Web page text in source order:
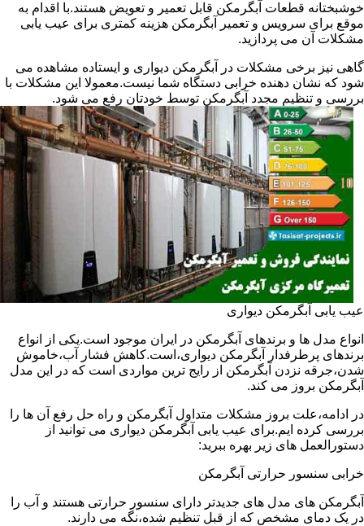
خوشبختانه قطعات آبگرمکن قابل تعمیر و تعویض هستند.با اقدام به
موقع برای سرویس و تعمیر آبگرمکن هزینه کمتری برای عیب یابی
مشکلات آن می پردازید.
گاهی نیز برخی مشکلات در آبگرمکن دیواری و ایستاده مشاهده می
شود که نشان دهنده خرابی دستگاه شما نیست.معمولا این مشکلات با
بررسی و تنظیم مجدد آبگرمکن توسط خودتان رفع می شود.
عیب یابی آبگرمکن دیواری
انواع مدل ها و برندهای آبگرمکن در ایران موجود است.یکی از انواع
برندهای پرطرفدار آبگرمکن دیواری،است.کاهش فشار آب،خاموش
شدن،جرقه نزدن آبگرمکن از رایج ترین مواردی است که در این مدل
آبگرمکن بروز می کند.
در ادامه،علت بروز مشکلات متداول آبگرمکن و راه حل رفع آن ها را
بررسی کرده ایم.برای عیب یابی آبگرمکن دیواری می توانید از
دستورالعمل های زیر بهره ببرید:
خرابی سنسور حرارتی آبگرمکن
آبگرمکن های مدل های جدیدتر دارای سنسور حرارتی هستند و آب را
در یک دمای مشخص که از قبل تنظیم شده،نگه می دارند.